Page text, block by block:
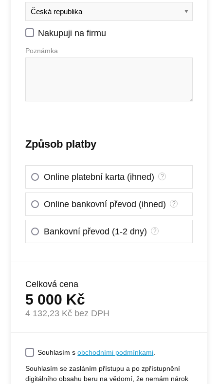
Nakupuji na firmu
Poznámka
Způsob platby
Online platební karta (ihned) ?
Online bankovní převod (ihned) ?
Bankovní převod (1-2 dny) ?
Celková cena
5 000 Kč
4 132,23 Kč bez DPH
Souhlasím sobchodními podmínkami.
Souhlasím se zasláním přístupu a po zpřístupnění
digitálního obsahu beru na vědomí, že nemám nárok